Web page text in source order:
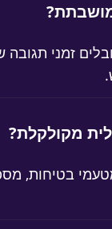
זמני
מקולקלת?
בטיחות,